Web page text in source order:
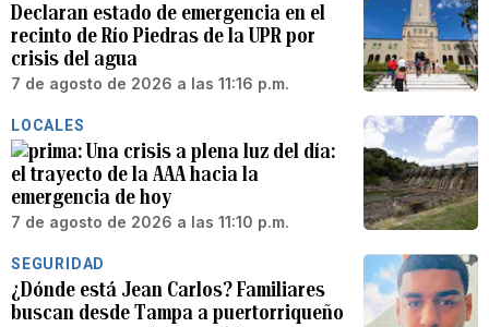
Declaran estado de emergencia en el
recinto de Río Piedras de la UPR por
crisis del agua
7 de agosto de 2026 a las 11:16 p.m.
LOCALES
Una crisis a plena luz del día:
el trayecto de la AAA hacia la
emergencia de hoy
7 de agosto de 2026 a las 11:10 p.m.
SEGURIDAD
¿Dónde está Jean Carlos? Familiares
buscan desde Tampa a puertorriqueño